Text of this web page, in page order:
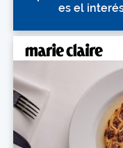
es el